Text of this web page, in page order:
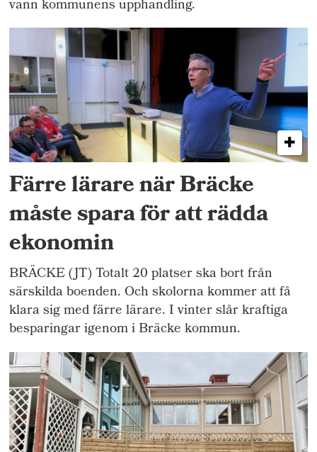
vann kommunens upphandling.
Färre lärare när Bräcke
måste spara för att rädda
ekonomin
BRÄCKE (JT) Totalt 20 platser ska bort från
särskilda boenden. Och skolorna kommer att få
klara sig med färre lärare. I vinter slår kraftiga
besparingar igenom i Bräcke kommun.